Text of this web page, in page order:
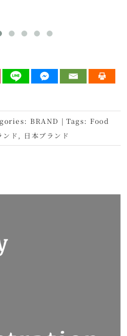
BRAND | Tags: Food
ンド , 日本ブランド